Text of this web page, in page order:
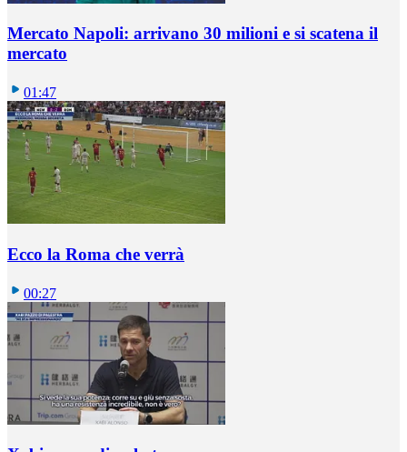
Mercato Napoli: arrivano 30 milioni e si scatena il
mercato
01:47
Ecco la Roma che verrà
00:27